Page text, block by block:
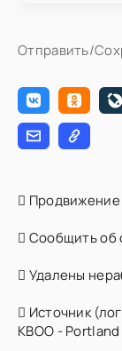
Отправить/
Продвижение
Сообщить об
Удалены
Источник
KBOO -